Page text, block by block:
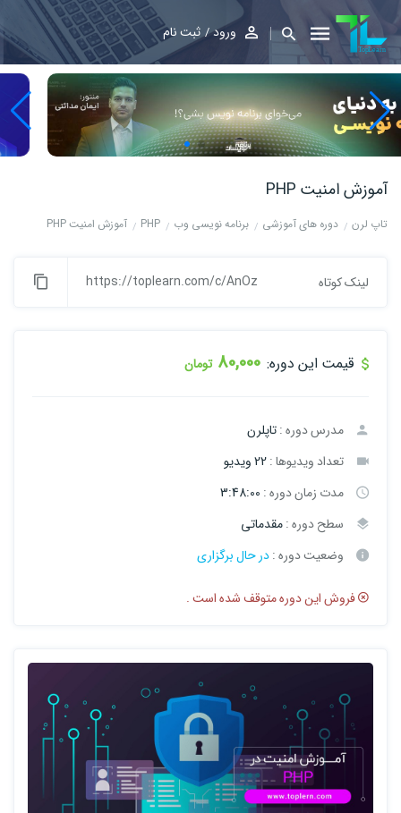
ورود ثبت نام
آموزش امنیت PHP
تاپ لرن دوره های آموزشی برنامه نویسی وب PHP آموزش امنیت PHP
لینک کوتاه https://toplearn.com/c/AnOz
قیمت این دوره: 80,000 تومان
مدرس دوره :تاپلرن
تعداد ویدیوها :22 ویدیو
مدت زمان دوره : 3:48:00
سطح دوره :مقدماتی
وضعیت دوره :در حال برگزاری
فروش این دوره متوقف شده است .